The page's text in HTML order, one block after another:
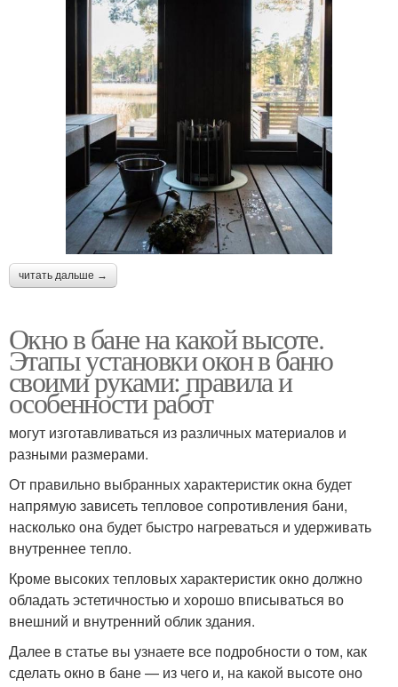
читать дальше →
Окно в бане на какой высоте.
Этапы установки окон в баню
своими руками: правила и
особенности работ
могут изготавливаться из различных материалов и
разными размерами.
От правильно выбранных характеристик окна будет
напрямую зависеть тепловое сопротивления бани,
насколько она будет быстро нагреваться и удерживать
внутреннее тепло.
Кроме высоких тепловых характеристик окно должно
обладать эстетичностью и хорошо вписываться во
внешний и внутренний облик здания.
Далее в статье вы узнаете все подробности о том, как
сделать окно в бане — из чего и, на какой высоте оно